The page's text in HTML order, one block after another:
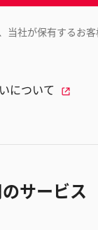
当社が保有するお
について
サービス